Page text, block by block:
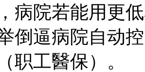
病院若能用更
倒逼病院自动
职工醫保）。